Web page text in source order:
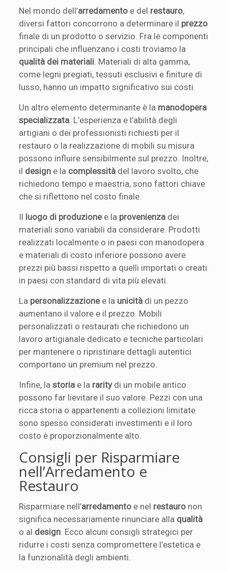
Nel mondo dell’arredamento e del restauro,
diversi fattori concorrono a determinare il prezzo
finale di un prodotto o servizio. Fra le componenti
principali che influenzano i costi troviamo la
qualità dei materiali . Materiali di alta gamma,
come legni pregiati, tessuti esclusivi e finiture di
lusso, hanno un impatto significativo sui costi.
Un altro elemento determinante è la manodopera
specializzata . L’esperienza e l’abilità degli
artigiani o dei professionisti richiesti per il
restauro o la realizzazione di mobili su misura
possono influire sensibilmente sul prezzo. Inoltre,
il design e la complessità del lavoro svolto, che
richiedono tempo e maestria, sono fattori chiave
che si riflettono nel costo finale.
Il luogo di produzionee la provenienza dei
materiali sono variabili da considerare. Prodotti
realizzati localmente o in paesi con manodopera
e materiali di costo inferiore possono avere
prezzi più bassi rispetto a quelli importati o creati
in paesi con standard di vita più elevati.
La personalizzazionee la unicità di un pezzo
aumentano il valore e il prezzo. Mobili
personalizzati o restaurati che richiedono un
lavoro artigianale dedicato e tecniche particolari
per mantenere o ripristinare dettagli autentici
comportano un premium nel prezzo.
Infine, lastoria e la raritydi un mobile antico
possono far lievitare il suo valore. Pezzi con una
ricca storia o appartenenti a collezioni limitate
sono spesso considerati investimenti e il loro
costo è proporzionalmente alto.
Consigli per Risparmiare
nell’Arredamento e
Restauro
Risparmiare nell’arredamento e nel restauro non
significa necessariamente rinunciare alla qualità
o al design . Ecco alcuni consigli strategici per
ridurre i costi senza compromettere l’estetica e
la funzionalità degli ambienti.